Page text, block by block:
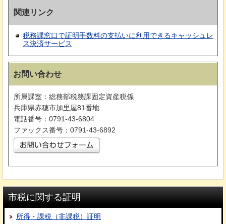
関連リンク
税務課窓口で証明手数料の支払いに利用できるキャッシュレ
ス決済サービス
お問い合わせ
所属課室：総務部税務課固定資産税係
兵庫県赤穂市加里屋81番地
電話番号：0791-43-6804
ファックス番号：0791-43-6892
市税に関する証明
所得・課税（非課税）証明